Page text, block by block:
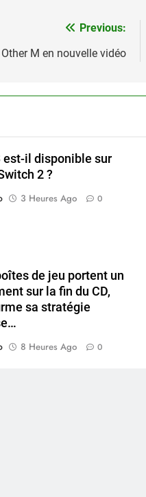
Previous:
M en nouvelle vidéo
est-il disponible sur
2 ?
3 Heures Ago 0
de jeu portent un
sur la fin du CD,
sa stratégie
8 Heures Ago 0